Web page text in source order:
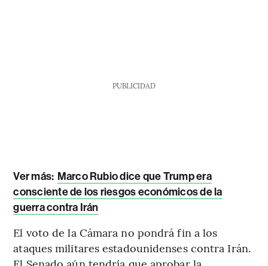
PUBLICIDAD
Ver más: Marco Rubio dice que Trump era
consciente de los riesgos económicos de la
guerra contra Irán
El voto de la Cámara no pondrá fin a los
ataques militares estadounidenses contra Irán.